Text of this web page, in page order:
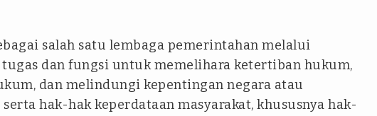
salah satu lembaga pemerintahan melalui
dan fungsi untuk memelihara ketertiban hukum,
dan melindungi kepentingan negara atau
hak-hak keperdataan masyarakat, khususnya hak-